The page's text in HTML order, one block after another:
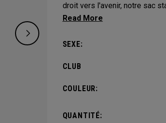
droit vers l'avenir, notre sac
célèbre le riche patrimoine de
SEXE:
CLUB
COULEUR:
QUANTITÉ: